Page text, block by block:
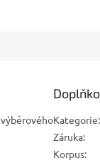
Kategorie:
Záruka:
Korpus: